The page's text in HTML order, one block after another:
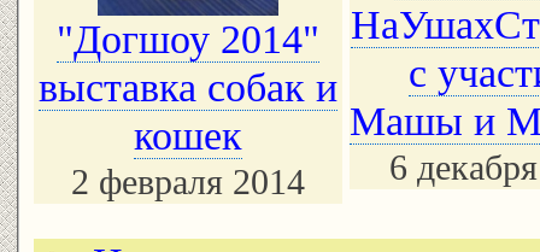
"Догшоу 2014"
выставка собак и
кошек
2 февраля 2014
с
Машы и
6